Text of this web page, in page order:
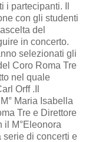
partecipanti. Il
con gli studenti
del
in concerto.
selezionati gli
Coro Roma Tre
nel quale
Orff .Il
Maria Isabella
Tre e Direttore
il M°Eleonora
serie di concerti e